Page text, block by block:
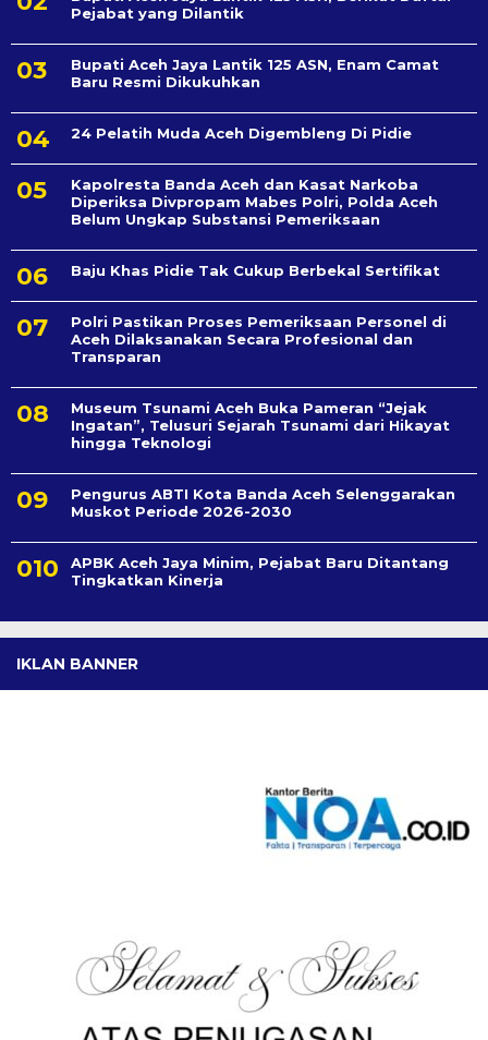
Pejabat yang Dilantik
Bupati Aceh Jaya Lantik 125 ASN, Enam Camat
Baru Resmi Dikukuhkan
24 Pelatih Muda Aceh Digembleng Di Pidie
Kapolresta Banda Aceh dan Kasat Narkoba
Diperiksa Divpropam Mabes Polri, Polda Aceh
Belum Ungkap Substansi Pemeriksaan
Baju Khas Pidie Tak Cukup Berbekal Sertifikat
Polri Pastikan Proses Pemeriksaan Personel di
Aceh Dilaksanakan Secara Profesional dan
Transparan
Museum Tsunami Aceh Buka Pameran “Jejak
Ingatan”, Telusuri Sejarah Tsunami dari Hikayat
hingga Teknologi
Pengurus ABTI Kota Banda Aceh Selenggarakan
Muskot Periode 2026-2030
APBK Aceh Jaya Minim, Pejabat Baru Ditantang
Tingkatkan Kinerja
IKLAN BANNER